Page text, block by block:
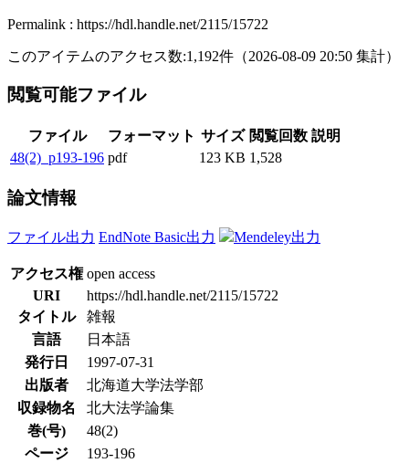
Permalink : https://hdl.handle.net/2115/15722
このアイテムのアクセス数:1,192件 （2026-08-09 20:50 集計）
閲覧可能ファイル
ファイル フォーマット サイズ 閲覧回数 説明
48(2)_p193-196 pdf 123 KB 1,528
論文情報
ファイル出力 EndNote Basic出力 Mendeley出力
アクセス権 open access
URI
https://hdl.handle.net/2115/15722
タイトル
雑報
言語
日本語
発行日
1997-07-31
出版者
北海道大学法学部
収録物名
北大法学論集
巻(号)
48(2)
ページ
193-196